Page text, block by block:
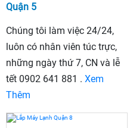
Quận 5
Chúng tôi làm việc 24/24,
luôn có nhân viên túc trực,
những ngày thứ 7, CN và lễ
tết 0902 641 881 . Xem
Thêm